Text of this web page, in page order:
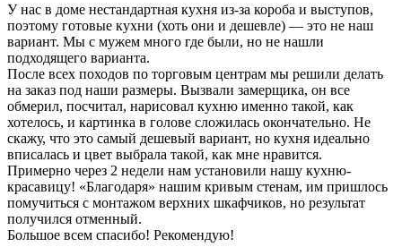
У нас в доме нестандартная кухня из-за короба и выступов,
поэтому готовые кухни (хоть они и дешевле) — это не наш
вариант. Мы с мужем много где были, но не нашли
подходящего варианта.
После всех походов по торговым центрам мы решили делать
на заказ под наши размеры. Вызвали замерщика, он все
обмерил, посчитал, нарисовал кухню именно такой, как
хотелось, и картинка в голове сложилась окончательно. Не
скажу, что это самый дешевый вариант, но кухня идеально
вписалась и цвет выбрала такой, как мне нравится.
Примерно через 2 недели нам установили нашу кухню-
красавицу! «Благодаря» нашим кривым стенам, им пришлось
помучиться с монтажом верхних шкафчиков, но результат
получился отменный.
Большое всем спасибо! Рекомендую!